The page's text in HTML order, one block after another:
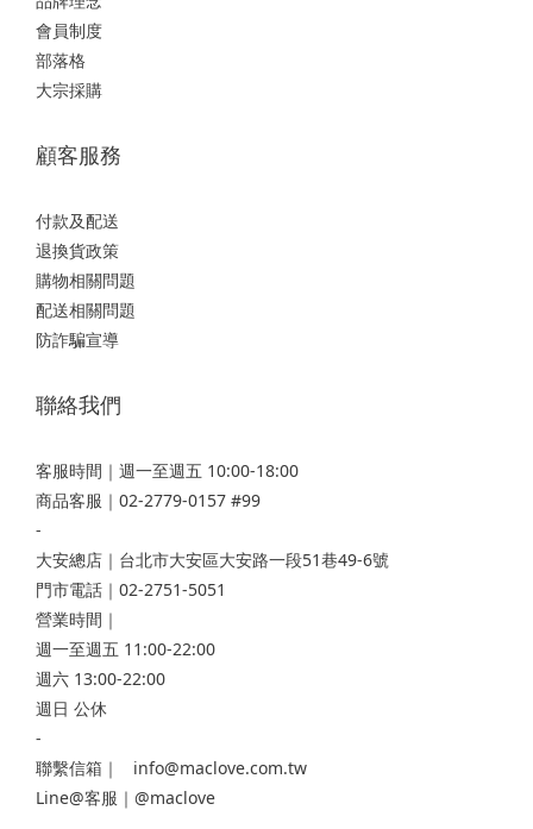
會員制度
部落格
大宗採購
顧客服務
付款及配送
退換貨政策
購物相關問題
配送相關問題
防詐騙宣導
聯絡我們
客服時間｜週一至週五 10:00-18:00
商品客服｜02-2779-0157 #99
-
大安總店 ｜台北市大安區大安路一段51巷49-6號
門市電話｜02-2751-5051
營業時間｜
週一至週五 11:00-22:00
週六 13:00-22:00
週日 公休
-
聯繫信箱｜ info@maclove.com.tw
Line@客服｜@maclove